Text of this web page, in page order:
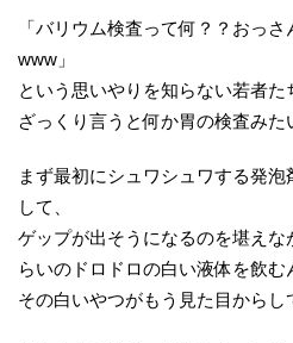
「バリウム検査って何？？おっ
www」
という思いやりを知らない若者た
ざっくり言うと何か胃の検査みた
まず最初にシュワシュワする発
して、
ゲップが出そうになるのを堪えな
らいのドロドロの白い液体を飲む
その白いやつがもう見た目からし